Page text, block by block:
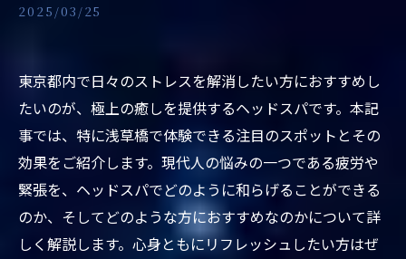
2025/03/25
東京都内で日々のストレスを解消したい方におすすめし
たいのが、極上の癒しを提供するヘッドスパです。本記
事では、特に浅草橋で体験できる注目のスポットとその
効果をご紹介します。現代人の悩みの一つである疲労や
緊張を、ヘッドスパでどのように和らげることができる
のか、そしてどのような方におすすめなのかについて詳
しく解説します。心身ともにリフレッシュしたい方はぜ